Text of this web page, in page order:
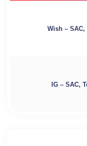
Wish – SAC,
IG – SAC,